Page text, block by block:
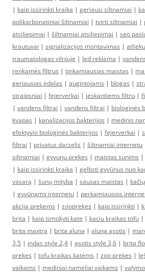
| kaip issirinkti kraika | geriausi siltnamiai |
polikarbonatiniai šiltnamiai | tvirti siltnamiai |
atsiliepimai | šiltnamiai atsiliepimai | seo
krautuvai | signalizacijos montavimas |
traumatologas vilniuje | led reklama |
renkamės filtrus | tinkamiausias maistas |
geriausias ėdalas | augintojams | blogas |
straipsniai | fejerverkai | ieskantiems filtru |
| vandens filtrai | vandens filtrai | biologinės
kvapas | kanalizacijos bakterijos | medinis
efektyvio biologinės bakterijos | fejerverkai |
filtrai | privatus darzelis | šiltnamiai internetu
siltnamiai | gyvunu prekes | maistas sunims |
| kaip issirinkti kraika | gelbsti gyvūnus nuo
vasarą | šunų mityba | sausas maistas |
| gyvūnams internetu | perkamiausios
akcija prekems | zooprekės | kaip issirinkti |
brita | kaip ismokyti kate | kaciu kraikas tofu |
brita maxtra | brita aluna | aluna ąsotis |
3,5 | indas style 2,4 | ąsotis style 3,6 | brita
prekes | tofu kraikas katėms | zoo prekes |
vaikams | mediniai nameliai vaikams |